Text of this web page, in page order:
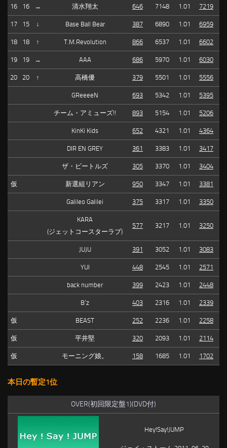
16 16 → 清水翔太 646 7148 1.01 7219
17 15 ↓ Base Ball Bear 387 6890 1.01 6959
18 18 ↑ T.M.Revolution 866 6537 1.01 6602
19 19 → AAA 686 5970 1.01 6030
20 20 ↑ 高橋優 379 5501 1.01 5556
GReeeeN 693 5342 1.01 5395
チーム・アミューズ!! 893 5154 1.01 5206
KinKi Kids 652 4321 1.01 4364
DIR EN GREY 361 3383 1.01 3417
ザ・ビートルズ 305 3370 1.01 3404
仮 新選組リアン 950 3347 1.01 3381
Galileo Galilei 375 3317 1.01 3350
KARA
(ジェットコースターラブ)
577 3217 1.01 3250
JUJU 391 3052 1.01 3083
YUI 448 2545 1.01 2571
back number 399 2423 1.01 2448
B’z 403 2316 1.01 2339
仮 BEAST 252 2236 1.01 2258
仮 平井堅 320 2093 1.01 2114
仮 モーニング娘。 158 1685 1.01 1702
本日の暫定1位
OVER(初回限定盤1)(DVD付)
Hey!Say!JUMP